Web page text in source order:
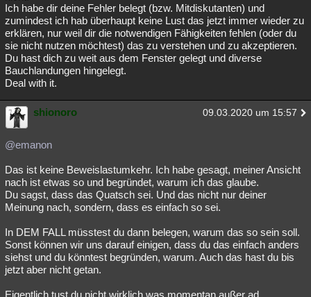
Ich habe dir deine Fehler belegt (bzw. Mitdiskutanten) und
zumindest ich hab überhaupt keine Lust das jetzt immer wieder zu
erklären, nur weil dir die notwendigen Fähigkeiten fehlen (oder du
sie nicht nutzen möchtest) das zu verstehen und zu akzeptieren.
Du hast dich zu weit aus dem Fenster gelegt und diverse
Bauchlandungen hingelegt.
Deal with it.
shionoro 09.03.2020 um 15:57
@emanon
Das ist keine Beweislastumkehr. Ich habe gesagt, meiner Ansicht
nach ist etwas so und begründet, warum ich das glaube.
Du sagst, dass das Quatsch sei. Und das nicht nur deiner
Meinung nach, sondern, dass es einfach so sei.
In DEM FALL müsstest du dann belegen, warum das so sein soll.
Sonst können wir uns darauf einigen, dass du das einfach anders
siehst und du könntest begründen, warum. Auch das hast du bis
jetzt aber nicht getan.
Eigentlich tust du nicht wirklich was momentan außer ad